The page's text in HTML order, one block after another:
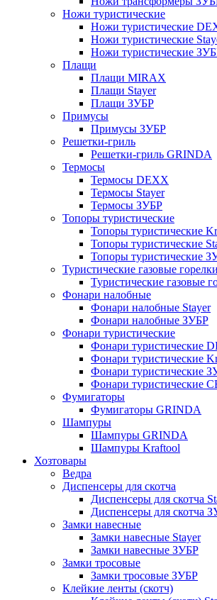
Ножи туристические
Ножи туристические
Ножи туристические
Ножи туристические
Плащи
Плащи MIRAX
Плащи Stayer
Плащи ЗУБР
Примусы
Примусы ЗУБР
Решетки-гриль
Решетки-гриль GRINDA
Термосы
Термосы DEXX
Термосы Stayer
Термосы ЗУБР
Топоры туристические
Топоры туристические
Топоры туристические
Топоры туристические
Туристические газовые горелки
Туристические газовые
Фонари налобные
Фонари налобные Stayer
Фонари налобные ЗУБР
Фонари туристические
Фонари туристические
Фонари туристические
Фонари туристические
Фонари туристические
Фумигаторы
Фумигаторы GRINDA
Шампуры
Шампуры GRINDA
Шампуры Kraftool
Хозтовары
Ведра
Диспенсеры для скотча
Диспенсеры для скотча
Диспенсеры для скотча
Замки навесные
Замки навесные Stayer
Замки навесные ЗУБР
Замки тросовые
Замки тросовые ЗУБР
Клейкие ленты (скотч)